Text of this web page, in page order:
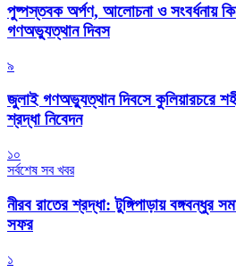
পুষ্পস্তবক অর্পণ, আলোচনা ও সংবর্ধনায়
গণঅভ্যুত্থান দিবস
৯
জুলাই গণঅভ্যুত্থান দিবসে কুলিয়ারচরে
শ্রদ্ধা নিবেদন
১০
সর্বশেষ সব খবর
নীরব রাতের শ্রদ্ধা: টুঙ্গিপাড়ায় বঙ্গবন্ধুর
সফর
১